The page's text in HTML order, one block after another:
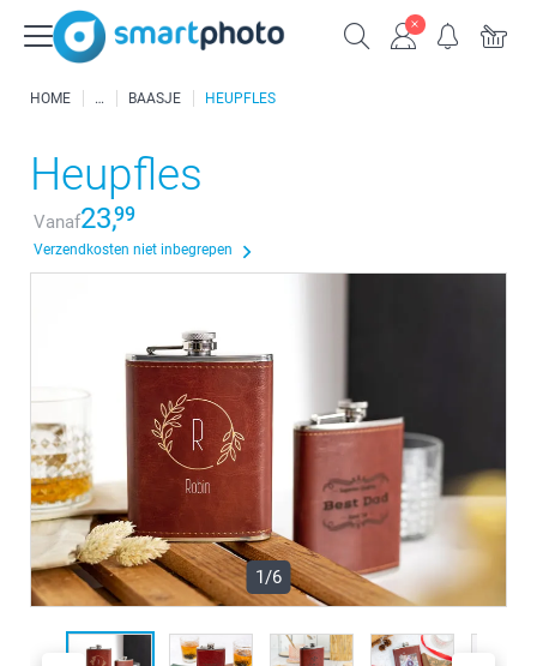
HOME BAASJE HEUPFLES
Heupfles
Vanaf23,99
Verzendkosten niet inbegrepen
1/6